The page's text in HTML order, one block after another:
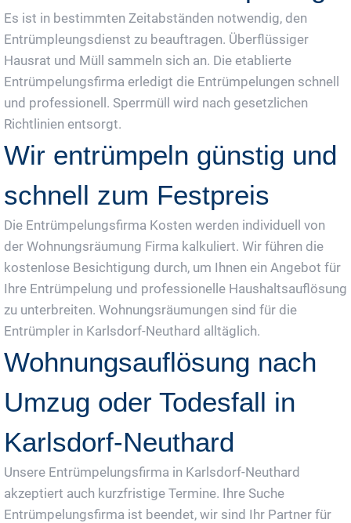
Es ist in bestimmten Zeitabständen notwendig, den
Entrümpleungsdienst zu beauftragen. Überflüssiger
Hausrat und Müll sammeln sich an. Die etablierte
Entrümpelungsfirma erledigt die Entrümpelungen schnell
und professionell. Sperrmüll wird nach gesetzlichen
Richtlinien entsorgt.
Wir entrümpeln günstig und
schnell zum Festpreis
Die Entrümpelungsfirma Kosten werden individuell von
der Wohnungsräumung Firma kalkuliert. Wir führen die
kostenlose Besichtigung durch, um Ihnen ein Angebot für
Ihre Entrümpelung und professionelle Haushaltsauflösung
zu unterbreiten. Wohnungsräumungen sind für die
Entrümpler in Karlsdorf-Neuthard alltäglich.
Wohnungsauflösung nach
Umzug oder Todesfall in
Karlsdorf-Neuthard
Unsere Entrümpelungsfirma in Karlsdorf-Neuthard
akzeptiert auch kurzfristige Termine. Ihre Suche
Entrümpelungsfirma ist beendet, wir sind Ihr Partner für